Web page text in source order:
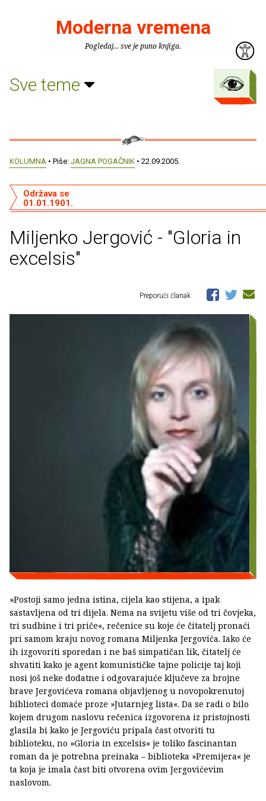
Moderna vremena
Pogledaj... sve je puno knjiga.
Sve teme
KOLUMNA • Piše: JAGNA POGAČNIK • 22.09.2005.
Miljenko Jergović - "Gloria in
excelsis"
Održava se
01.01.1901.
Preporuči članak
»Postoji samo jedna istina, cijela kao stijena, a ipak
sastavljena od tri dijela. Nema na svijetu više od tri čovjeka,
tri sudbine i tri priče«, rečenice su koje će čitatelj pronaći
pri samom kraju novog romana Miljenka Jergovića. Iako će
ih izgovoriti sporedan i ne baš simpatičan lik, čitatelj će
shvatiti kako je agent komunističke tajne policije taj koji
nosi još neke dodatne i odgovarajuće ključeve za brojne
brave Jergovićeva romana objavljenog u novopokrenutoj
biblioteci domaće proze »Jutarnjeg lista«. Da se radi o bilo
kojem drugom naslovu rečenica izgovorena iz pristojnosti
glasila bi kako je Jergoviću pripala čast otvoriti tu
biblioteku, no »Gloria in excelsis« je toliko fascinantan
roman da je potrebna preinaka – biblioteka »Premijera« je
ta koja je imala čast biti otvorena ovim Jergovićevim
naslovom.